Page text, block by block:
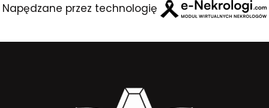
Napędzane przez technologię